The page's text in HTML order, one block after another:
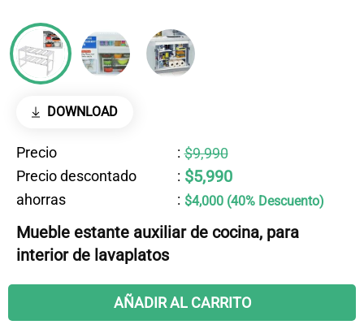
DOWNLOAD
Precio : $9,990
Precio descontado
: $5,990
ahorras : $4,000 (40% Descuento)
Mueble estante auxiliar de cocina, para
interior de lavaplatos
AÑADIR AL CARRITO